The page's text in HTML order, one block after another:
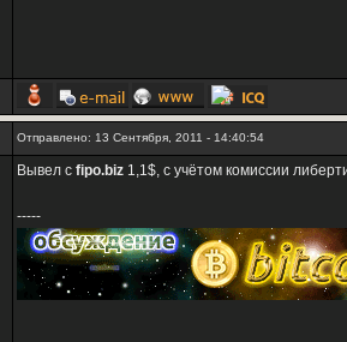
Отправлено: 13 Сентября, 2011 - 14:40:54
Вывел с fipo.biz 1,1$, с учётом комиссии
-----